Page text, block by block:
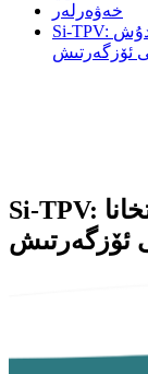
خەۋەرلەر
Si-TPV: ئەڭ يۇقىرى دەرىجىلىك ھاجەتخانا ئۈچۈن دۇش
ئۆزگەرتىش
Si-TPV: ئەڭ يۇقىرى دەرىجىلىك ھاجەتخانا
ئۆزگەرتىش